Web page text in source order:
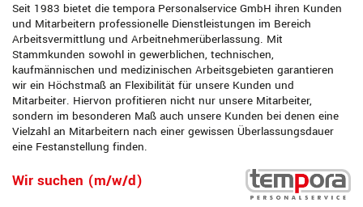
Seit 1983 bietet die tempora Personalservice GmbH ihren Kunden
und Mitarbeitern professionelle Dienstleistungen im Bereich
Arbeitsvermittlung und Arbeitnehmerüberlassung. Mit
Stammkunden sowohl in gewerblichen, technischen,
kaufmännischen und medizinischen Arbeitsgebieten garantieren
wir ein Höchstmaß an Flexibilität für unsere Kunden und
Mitarbeiter. Hiervon profitieren nicht nur unsere Mitarbeiter,
sondern im besonderen Maß auch unsere Kunden bei denen eine
Vielzahl an Mitarbeitern nach einer gewissen Überlassungsdauer
eine Festanstellung finden.
Wir suchen (m/w/d)